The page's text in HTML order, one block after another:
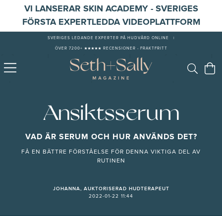
VI LANSERAR SKIN ACADEMY - SVERIGES
FÖRSTA EXPERTLEDDA VIDEOPLATTFORM
SVERIGES LEDANDE EXPERTER PÅ HUDVÅRD ONLINE
ÖVER 7200+ ★★★★★ RECENSIONER - FRAKTFRITT
Ansiktsserum
VAD ÄR SERUM OCH HUR ANVÄNDS DET?
FÅ EN BÄTTRE FÖRSTÅELSE FÖR DENNA VIKTIGA DEL AV
RUTINEN
JOHANNA, AUKTORISERAD HUDTERAPEUT
2022-01-22 11:44